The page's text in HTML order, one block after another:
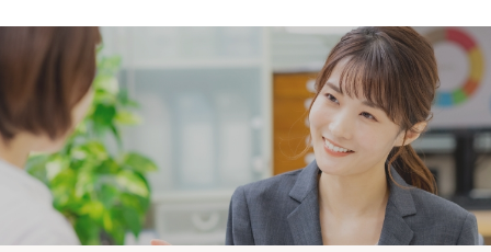
日本仲人協会が選ばれる理由
料金について
成婚者の声